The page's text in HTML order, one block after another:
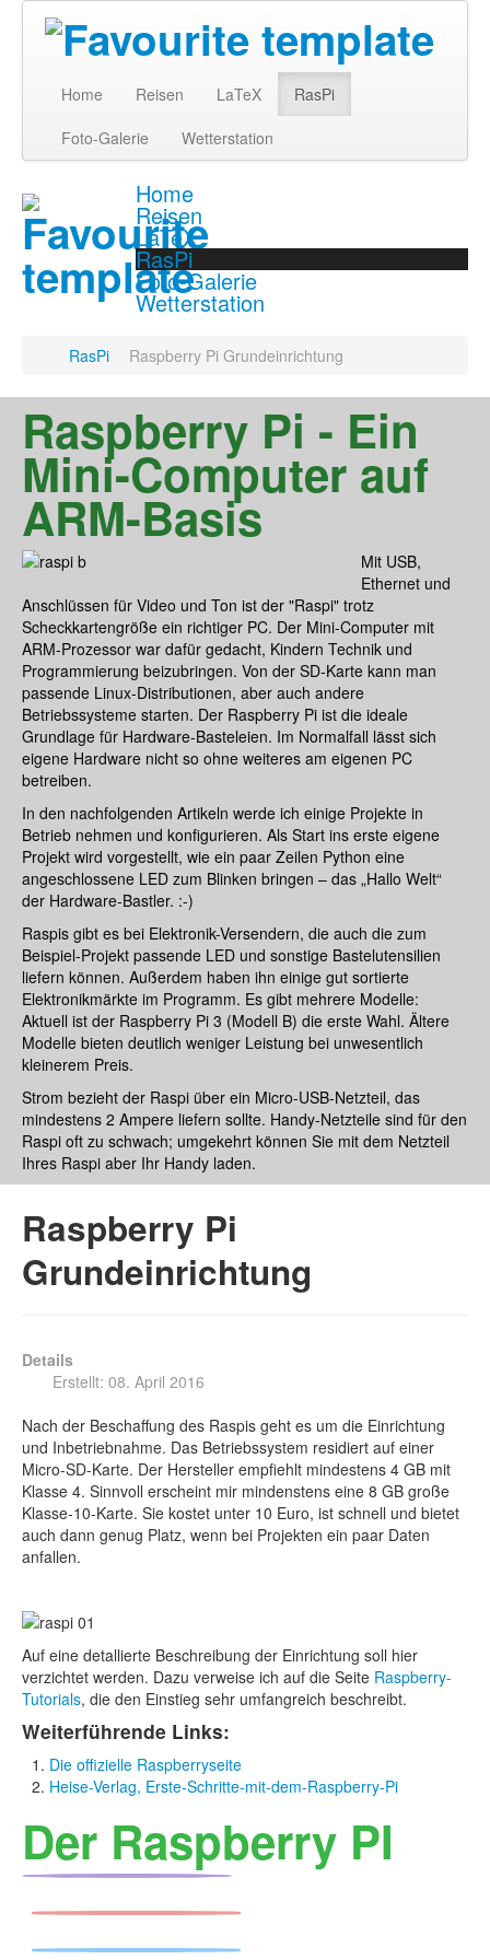
Home Reisen LaTeX
RasPi
Foto-Galerie
Wetterstation
Home
Reisen
LaTeX
RasPi
Foto-Galerie
Wetterstation
RasPi Raspberry Pi Grundeinrichtung
Raspberry Pi - Ein
Mini-Computer auf
ARM-Basis
Mit USB,
Ethernet und
Anschlüssen für Video und Ton ist der "Raspi" trotz
Scheckkartengröße ein richtiger PC. Der Mini-Computer mit
ARM-Prozessor war dafür gedacht, Kindern Technik und
Programmierung beizubringen. Von der SD-Karte kann man
passende Linux-Distributionen, aber auch andere
Betriebssysteme starten. Der Raspberry Pi ist die ideale
Grundlage für Hardware-Basteleien. Im Normalfall lässt sich
eigene Hardware nicht so ohne weiteres am eigenen PC
betreiben.
In den nachfolgenden Artikeln werde ich einige Projekte in
Betrieb nehmen und konfigurieren. Als Start ins erste eigene
Projekt wird vorgestellt, wie ein paar Zeilen Python eine
angeschlossene LED zum Blinken bringen – das „Hallo Welt“
der Hardware-Bastler. :-)
Raspis gibt es bei Elektronik-Versendern, die auch die zum
Beispiel-Projekt passende LED und sonstige Bastelutensilien
liefern können. Außerdem haben ihn einige gut sortierte
Elektronikmärkte im Programm. Es gibt mehrere Modelle:
Aktuell ist der Raspberry Pi 3 (Modell B) die erste Wahl. Ältere
Modelle bieten deutlich weniger Leistung bei unwesentlich
kleinerem Preis.
Strom bezieht der Raspi über ein Micro-USB-Netzteil, das
mindestens 2 Ampere liefern sollte. Handy-Netzteile sind für den
Raspi oft zu schwach; umgekehrt können Sie mit dem Netzteil
Ihres Raspi aber Ihr Handy laden.
Raspberry Pi
Grundeinrichtung
Details
Erstellt: 08. April 2016
Nach der Beschaffung des Raspis geht es um die Einrichtung
und Inbetriebnahme. Das Betriebssystem residiert auf einer
Micro-SD-Karte. Der Hersteller empfiehlt mindestens 4 GB mit
Klasse 4. Sinnvoll erscheint mir mindenstens eine 8 GB große
Klasse-10-Karte. Sie kostet unter 10 Euro, ist schnell und bietet
auch dann genug Platz, wenn bei Projekten ein paar Daten
anfallen.
Auf eine detallierte Beschreibung der Einrichtung soll hier
verzichtet werden. Dazu verweise ich auf die Seite Raspberry-
Tutorials, die den Einstieg sehr umfangreich beschreibt.
Weiterführende Links:
Die offizielle Raspberryseite
Heise-Verlag, Erste-Schritte-mit-dem-Raspberry-Pi
Der Raspberry PI